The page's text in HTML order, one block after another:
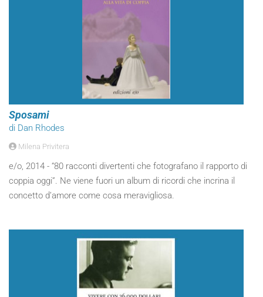
Sposami
di Dan Rhodes
Milena Privitera
e/o, 2014 - “80 racconti divertenti che fotografano il rapporto di
coppia oggi”. Ne viene fuori un album di ricordi che incrina il
concetto d’amore come cosa meravigliosa.